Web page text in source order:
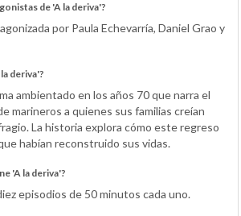
de 'A la deriva'?
por Paula Echevarría, Daniel Grao y
deriva'?
ambientado en los años 70 que narra el
marineros a quienes sus familias creían
La historia explora cómo este regreso
habían reconstruido sus vidas.
'A la deriva'?
episodios de 50 minutos cada uno.